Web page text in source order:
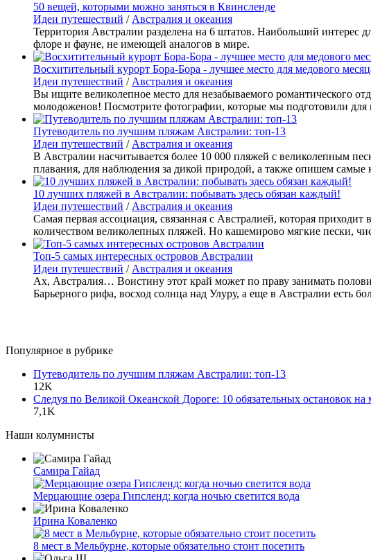
50 вещей, которыми можно заняться в Квинсленде
Идеи путешествий / Австралия и океания
Территория Австралии разделена на 6 штатов. Наибольший интерес
флоре и фауне, не имеющей аналогов в мире.
Восхитительный курорт Бора-Бора - лучшее место для медового
Идеи путешествий / Австралия и океания
Вы ищите великолепное место для незабываемого романтического
молодоженов! Посмотрите фотографии, которые мы подготовили для
Путеводитель по лучшим пляжам Австралии: топ-13
Идеи путешествий / Австралия и океания
В Австралии насчитывается более 10 000 пляжей с великолепным
плавания, для наблюдения за дикой природой, а также опишем
10 лучших пляжей в Австралии: побывать здесь обязан каждый!
Идеи путешествий / Австралия и океания
Самая первая ассоциация, связанная с Австралией, которая
количеством великолепных пляжей. Но кашемирово мягкие пески,
Топ-5 самых интересных островов Австралии
Идеи путешествий / Австралия и океания
Ах, Австралия… Воистину этот край может по праву занимать
Барьерного рифа, восход солнца над Улуру, а еще в Австралии есть
Популярное в рубрике
Путеводитель по лучшим пляжам Австралии: топ-13
12K
Следуя по Великой Океанской Дороге: 10 обязательных остановок на
7,1K
Наши колумнисты
Самира Гайад
Мерцающие озера Гипсленд: когда ночью светится вода
Ирина Коваленко
8 мест в Мельбурне, которые обязательно стоит посетить